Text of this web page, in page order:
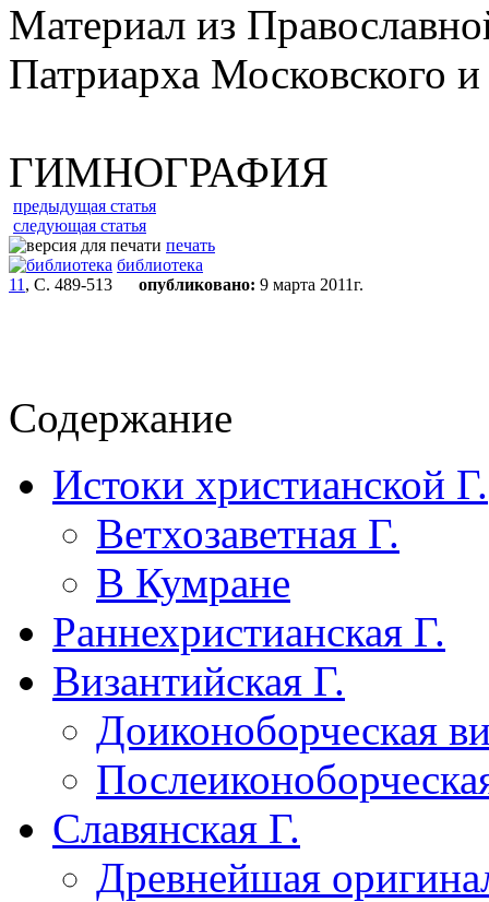
Материал из
Патриарха Московского
ГИМНОГРАФИЯ
предыдущая статья
следующая статья
печать
библиотека
11 , С. 489-513 опубликовано: 9 марта 2011г.
Содержание
Истоки христианской Г.
Ветхозаветная Г.
В Кумране
Раннехристианская Г.
Византийская Г.
Доиконоборческая
Славянская Г.
Древнейшая